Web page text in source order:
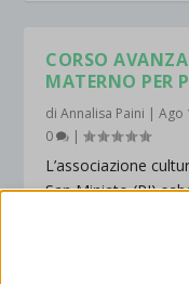
CORSO
MATERNO PER
diAnnalisa Paini |Ago
0
|
L’associazione
San Miniato (PI)
counsellors Il